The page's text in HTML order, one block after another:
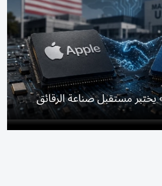
مستقبل صناعة الرقائق